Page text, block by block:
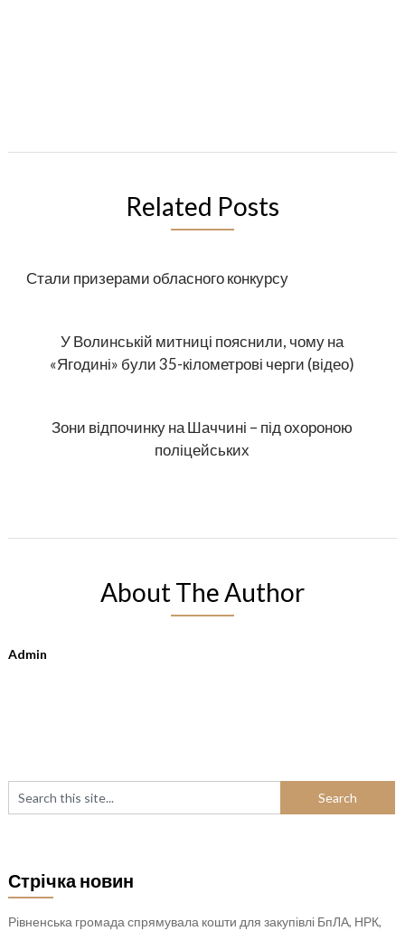
Related Posts
Стали призерами обласного конкурсу
У Волинській митниці пояснили, чому на
«Ягодині» були 35-кілометрові черги (відео)
Зони відпочинку на Шаччині – під охороною
поліцейських
About The Author
Admin
Стрічка новин
Рівненська громада спрямувала кошти для закупівлі БпЛА, НРК,